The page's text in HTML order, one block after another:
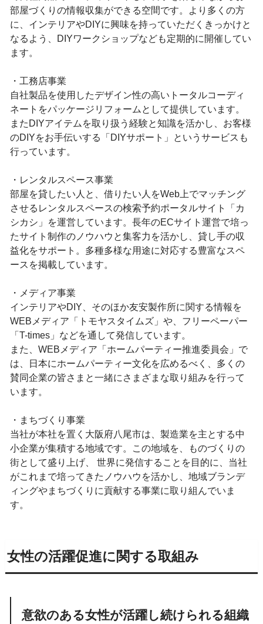
部屋づくりの情報収集ができる空間です。より多くの方
に、インテリアやDIYに興味を持っていただくきっかけと
なるよう、DIYワークショップなども定期的に開催してい
ます。
・工務店事業
自社製品を使用したデザイン性の高いトータルコーディ
ネートをパッケージリフォームとして提供しています。
またDIYアイテムを取り扱う経験と知識を活かし、お客様
のDIYをお手伝いする「DIYサポート」というサービスも
行っています。
・レンタルスペース事業
部屋を貸したい人と、借りたい人をWeb上でマッチング
させるレンタルスペースの検索予約ポータルサイト「カ
シカシ」を運営しています。長年のECサイト運営で培っ
たサイト制作のノウハウと集客力を活かし、貸し手の収
益化をサポート。多種多様な用途に対応する豊富なスペ
ースを掲載しています。
・メディア事業
インテリアやDIY、そのほか友安製作所に関する情報を
WEBメディア「トモヤスタイムズ」や、フリーペーパー
「T-times」などを通して発信しています。
また、WEBメディア「ホームパーティー推進委員会」で
は、日本にホームパーティー文化を広めるべく、多くの
賛同企業の皆さまと一緒にさまざまな取り組みを行って
います。
・まちづくり事業
当社が本社を置く大阪府八尾市は、製造業を主とする中
小企業が集積する地域です。この地域を、ものづくりの
街として盛り上げ、 世界に発信することを目的に、当社
がこれまで培ってきたノウハウを活かし、地域ブランデ
ィングやまちづくりに貢献する事業に取り組んでいま
す。
女性の活躍促進に関する取組み
意欲のある女性が活躍し続けられる組織